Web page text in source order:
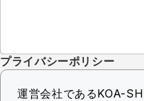
プライバシーポリシー
運営会社であるKOA-